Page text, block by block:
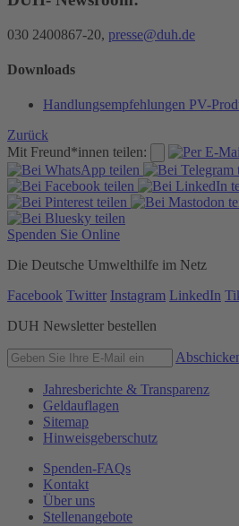
030 2400867-20, presse@duh.de
Downloads
Handlungsempfehlungen PV-
Zurück
Mit Freund*innen teilen:
Spenden Sie Online
Die Deutsche Umwelthilfe im Netz
Facebook Twitter Instagram LinkedIn
DUH Newsletter bestellen
Jahresberichte & Transparenz
Geldauflagen
Sitemap
Hinweisgeberschutz
Spenden-FAQs
Kontakt
Über uns
Stellenangebote